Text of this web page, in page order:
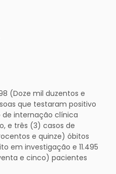
(Doze mil duzentos e
que testaram positivo
de internação clínica
e três (3) casos de
e quinze) óbitos
em investigação e 11.495
e cinco) pacientes